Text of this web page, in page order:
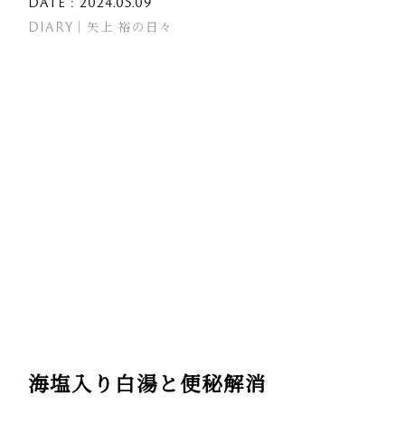
DIARY｜矢上 裕の日々
海塩入り白湯と便秘解消